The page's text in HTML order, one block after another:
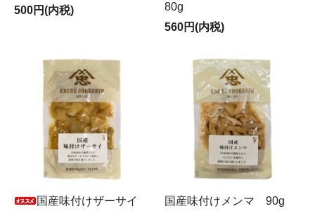
500円(内税)
80g
560円(内税)
国産味付けザーサイ
国産味付けメンマ 90g